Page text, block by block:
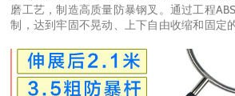
磨工艺，制造高质量防暴钢叉。通过工程
制，达到牢固不晃动、上下自由收缩和固定